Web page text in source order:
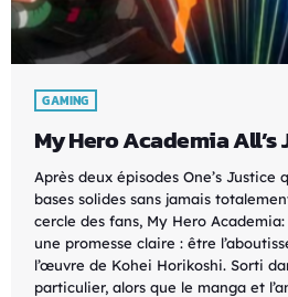
GAMING
My Hero Academia All’s
Après deux épisodes One’s Justice
bases solides sans jamais
cercle des fans, My Hero
une promesse claire : être
l’œuvre de Kohei Horikoshi. Sorti
particulier, alors que le manga et